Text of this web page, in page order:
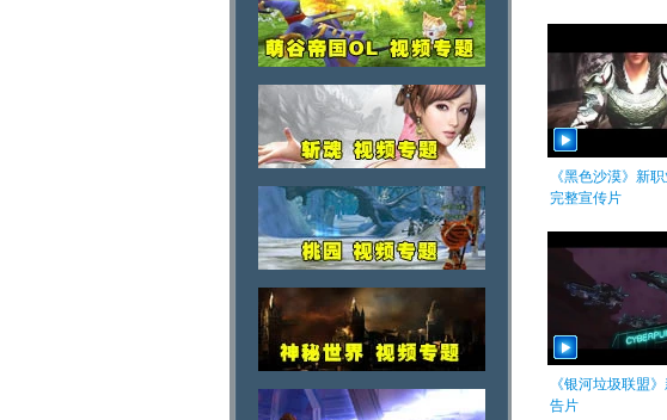
《黑色沙漠》新
完整宣传片
《银河垃圾联盟
告片